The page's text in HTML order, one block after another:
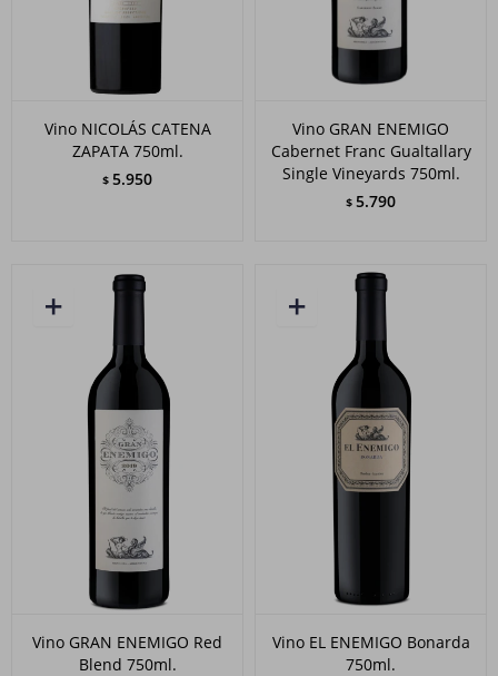
Vino NICOLÁS CATENA
ZAPATA 750ml.
$ 5.950
Vino GRAN ENEMIGO
Cabernet Franc Gualtallary
Single Vineyards 750ml.
$ 5.790
Vino GRAN ENEMIGO Red
Blend 750ml.
Vino EL ENEMIGO Bonarda
750ml.